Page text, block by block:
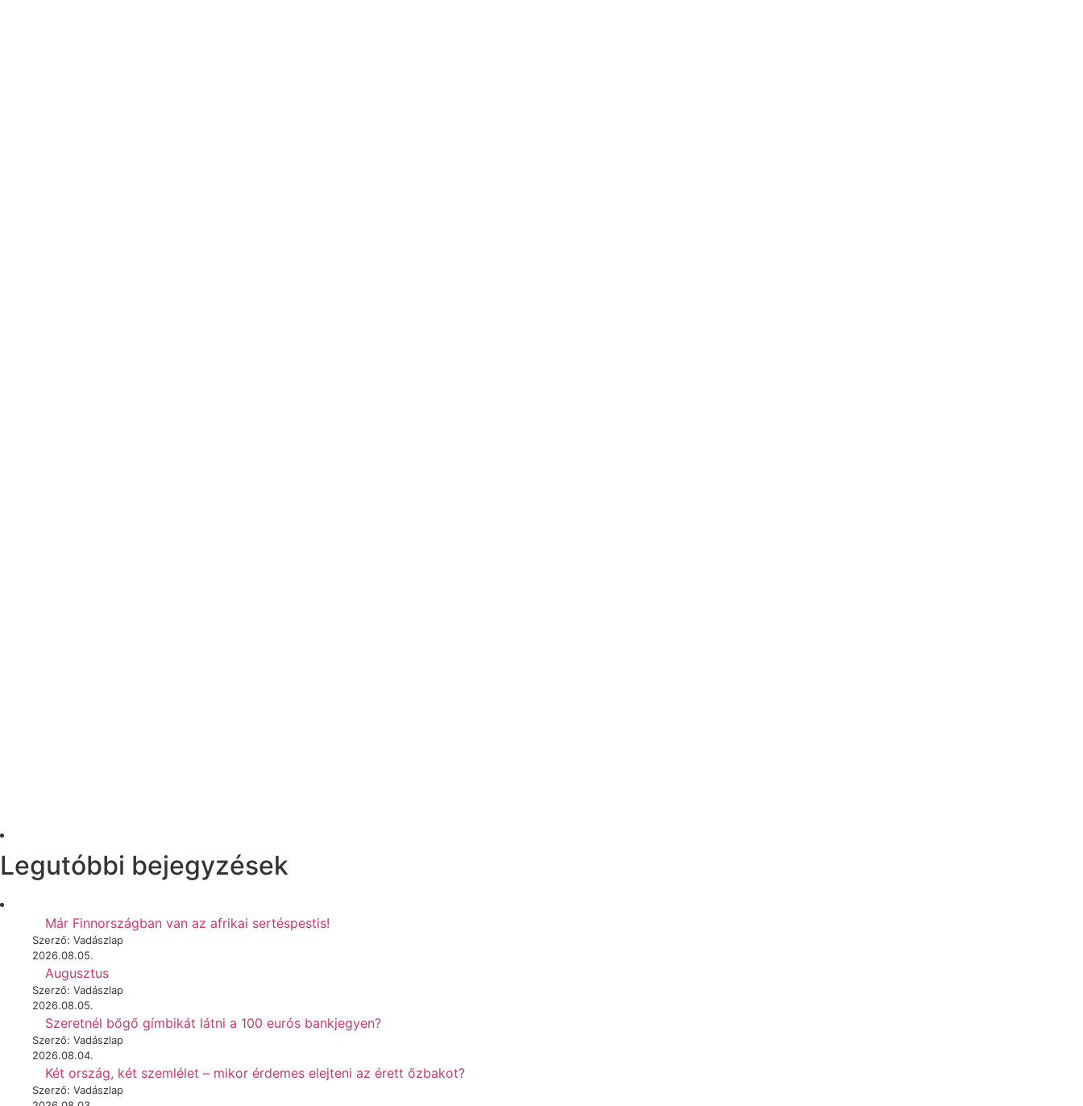
Legutóbbi bejegyzések
Már Finnországban van az afrikai sertéspestis!
Szerző: Vadászlap
2026.08.05.
Augusztus
Szerző: Vadászlap
2026.08.05.
Szeretnél bőgő gímbikát látni a 100 eurós bankjegyen?
Szerző: Vadászlap
2026.08.04.
Két ország, két szemlélet – mikor érdemes elejteni az érett őzbakot?
Szerző: Vadászlap